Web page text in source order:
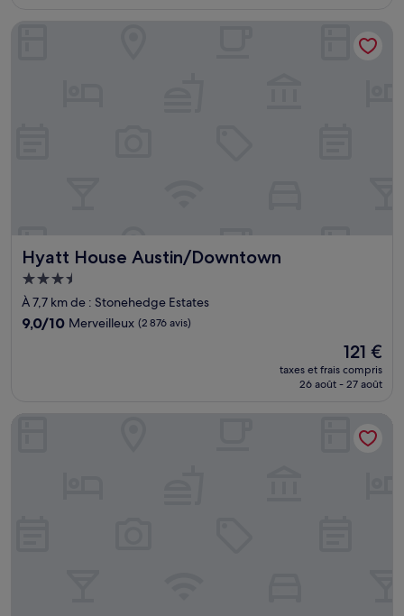
111 €
Hyatt House Austin/Downtown
Hyatt House Austin/Downtown
Hébergement
3.5 étoiles
À 7,7 km de : Stonehedge Estates
9.0
9,0/10 Merveilleux (2 876 avis)
Le
nouveau
prix
de
121 €
121 €
taxes et frais compris
26 août - 27 août
Hyatt House Austin/Downtown